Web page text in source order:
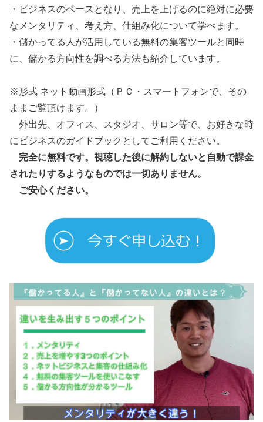
・ビジネスのベースとなり、売上を上げるのに絶対に必要
なメンタリティ、考え方、仕組み化について学べます。
・儲かってる人が活用している無料の集客ツールと同時
に、儲かる方向性を調べる方法も紹介しています。
※形式 ネット動画形式（ＰＣ・スマートフォンで、その
ままご覧頂けます。）
外出先、オフィス、スタジオ、サロン等で、お好きな時
にビジネスのガイドブックとしてご利用ください。
完全に無料です。視聴した後に解約しないと自動で課金
されたりするようなものでは一切ありません。
ご安心ください。